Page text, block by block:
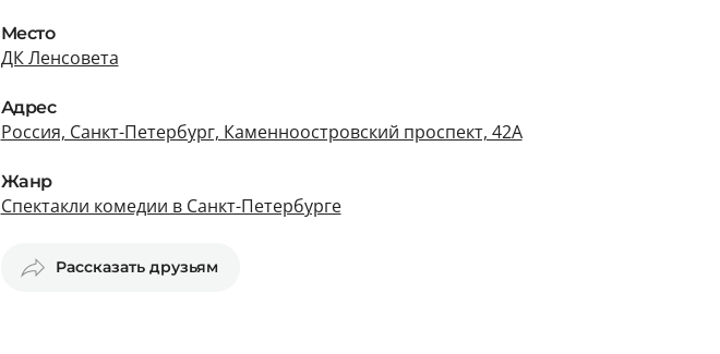
Место
ДК Ленсовета
Адрес
Россия, Санкт-Петербург, Каменноостровский проспект, 42А
Жанр
Спектакли комедии в Санкт-Петербурге
Рассказать друзьям